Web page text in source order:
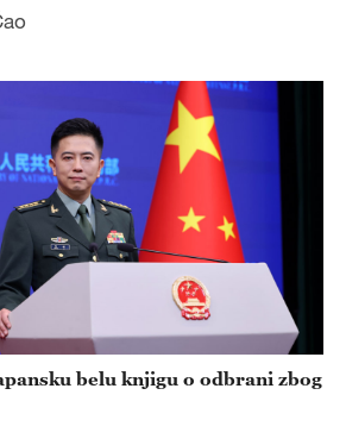
belu knjigu o odbrani zbog